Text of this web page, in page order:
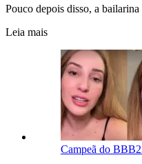
Pouco depois disso, a
Leia mais
Campeã do